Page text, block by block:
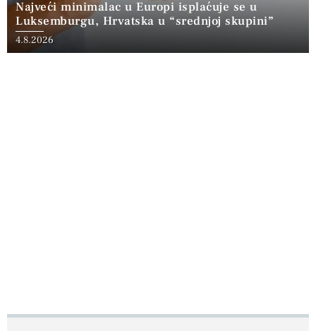
Najveći minimalac u Europi isplaćuje se u
Luksemburgu, Hrvatska u “srednjoj skupini”
4.8.2026